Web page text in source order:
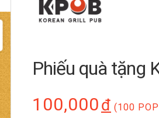
Phiếu quà tặng
100,000đ (100 POP